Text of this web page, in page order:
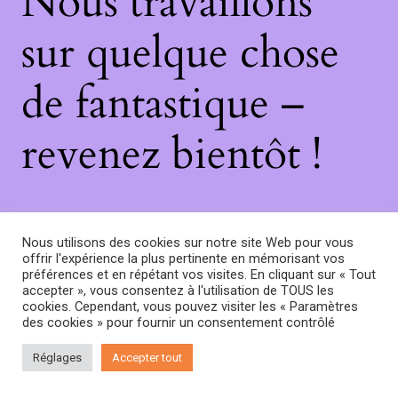
sur quelque chose
de fantastique –
revenez bientôt !
Nous utilisons des cookies sur notre site Web pour vous
offrir l'expérience la plus pertinente en mémorisant vos
préférences et en répétant vos visites. En cliquant sur « Tout
accepter », vous consentez à l'utilisation de TOUS les
cookies. Cependant, vous pouvez visiter les « Paramètres
des cookies » pour fournir un consentement contrôlé
Réglages Accepter tout